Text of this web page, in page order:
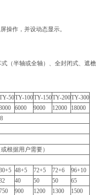
操作，并设动态显示。
（半轴或全轴）、全封闭式、遮檐
50TY-100TY-150TY-200TY-300
6000 9000 12000
18000
根据用户需要）
48+5 72+5 72+6
96+10
40 50 50
65
900 1200 1300 1500